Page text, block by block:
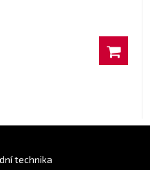
technika